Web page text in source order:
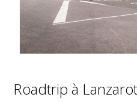
Roadtrip à